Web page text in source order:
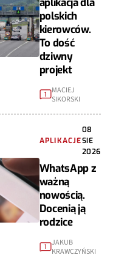
polskich
kierowców.
To dość
dziwny
projekt
1
MACIEJ
SIKORSKI
APLIKACJE
08
SIE
2026
WhatsApp z
ważną
nowością.
Docenią ją
rodzice
1
JAKUB
KRAWCZYŃSKI